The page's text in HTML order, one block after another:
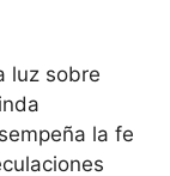
luz sobre
la fe